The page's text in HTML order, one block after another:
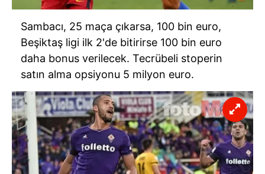
Sambacı, 25 maça çıkarsa, 100 bin euro,
Beşiktaş ligi ilk 2'de bitirirse 100 bin euro
daha bonus verilecek. Tecrübeli stoperin
satın alma opsiyonu 5 milyon euro.